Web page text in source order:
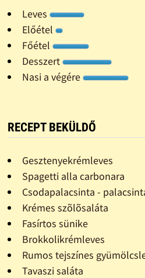
Leves
Előétel
Főétel
Desszert
Nasi a végére
RECEPT BEKÜLDŐ
Gesztenyekrémleves
Spagetti alla carbonara
Csodapalacsinta -
Krémes szõlõsaláta
Fasírtos sünike
Brokkolikrémleves
Rumos tejszínes
Tavaszi saláta